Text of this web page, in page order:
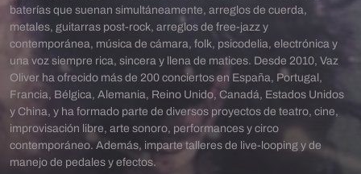
baterías que suenan simultáneamente, arreglos de cuerda,
metales, guitarras post-rock, arreglos de free-jazz y
contemporánea, música de cámara, folk, psicodelia, electrónica y
una voz siempre rica, sincera y llena de matices. Desde 2010, Vaz
Oliver ha ofrecido más de 200 conciertos en España, Portugal,
Francia, Bélgica, Alemania, Reino Unido, Canadá, Estados Unidos
y China, y ha formado parte de diversos proyectos de teatro, cine,
improvisación libre, arte sonoro, performances y circo
contemporáneo. Además, imparte talleres de live-looping y de
manejo de pedales y efectos.